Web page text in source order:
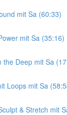
mit Sa (60:33)
mit Sa (35:16)
the Deep mit Sa
Loops mit Sa
& Stretch mit